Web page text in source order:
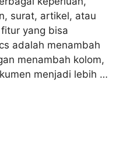
surat, artikel, atau
yang bisa
adalah menambah
menambah kolom,
menjadi lebih …